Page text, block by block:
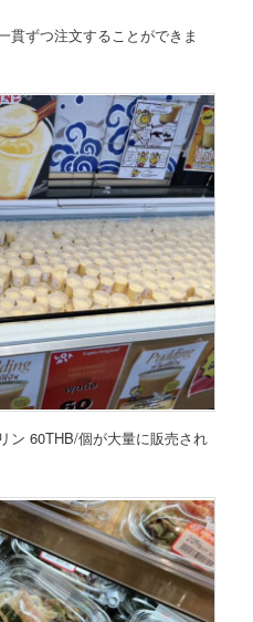
貫ずつ注文することができま
ン 60THB/個が大量に販売され